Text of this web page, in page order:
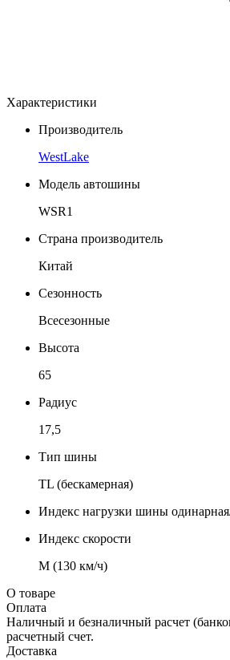
Характеристики
Производитель
WestLake
Модель автошины
WSR1
Страна производитель
Китай
Сезонность
Всесезонные
Высота
65
Радиус
17,5
Тип шины
TL (бескамерная)
Индекс нагрузки шины
Индекс скорости
М (130 км/ч)
О товаре
Оплата
Наличный и безналичный расчет
расчетный счет.
Доставка